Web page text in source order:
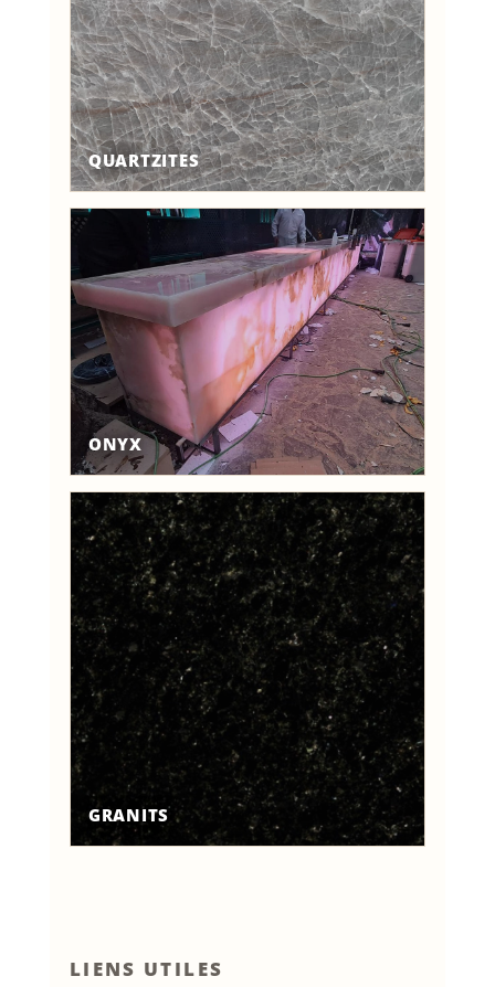
QUARTZITES
ONYX
GRANITS
LIENS UTILES